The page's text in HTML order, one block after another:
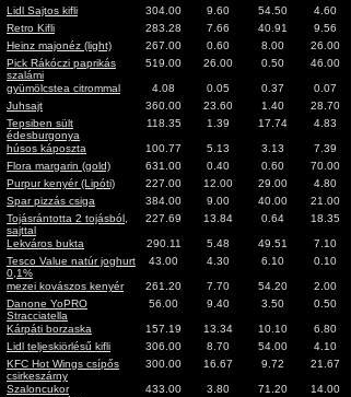
Lidl Sajtos kifli
304.00 9.60 54.50
4.60
Retro Kifli
283.28 7.66 40.91
9.56
Heinz majonéz (light)
267.00 0.60 8.00
26.00
Pick Rákóczi paprikás
szalámi
519.00 26.00 0.50 46.00
gyümölcstea citrommal 4.08 0.05 0.37
0.07
Juhsajt
360.00 23.60 1.40
28.70
Tepsiben sült
édesburgonya
118.35 1.39 17.74 4.83
húsos káposzta 100.77 5.13 3.13
7.39
Flora margarin (gold)
631.00 0.40 0.60
70.00
Purpur kenyér (Lipóti)
227.00 12.00 29.00
4.80
Spar pizzás csiga
384.00 9.00 40.00
21.00
Tojásrántotta 2 tojásból,
sajttal
227.69 13.84 0.64 18.35
Lekváros bukta 290.11 5.48 49.51
7.10
Tesco Value natúr joghurt
0,1%
43.00 4.30 6.10 0.10
mezei kovászos kenyér 261.20 7.70 54.20
2.00
Danone YoPRO
Stracciatella
56.00 9.40 3.50 0.50
Kárpáti borzaska 157.19 13.34 10.10
6.80
Lidl teljeskiörlésű kifli
306.00 8.70 54.00
4.10
KFC Hot Wings csípős
csirkeszárny
300.00 16.67 9.72 21.67
Szaloncukor
433.00 3.80 71.20 14.00